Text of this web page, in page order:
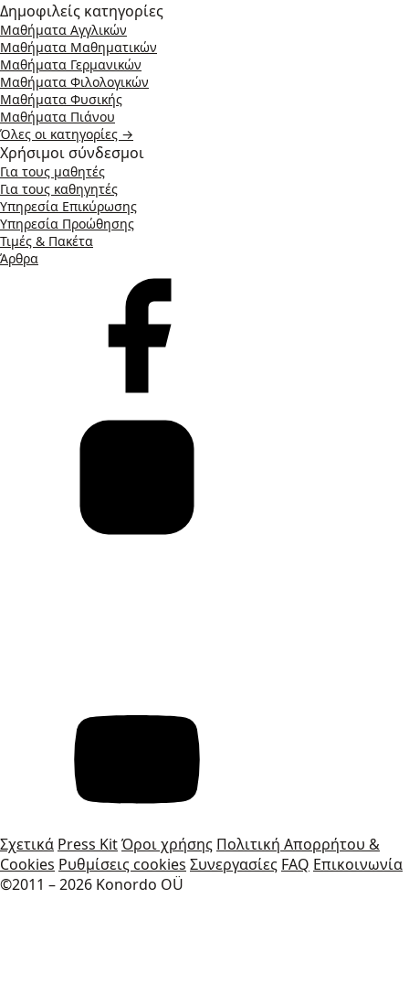
Δημοφιλείς κατηγορίες
Μαθήματα Αγγλικών
Μαθήματα Μαθηματικών
Μαθήματα Γερμανικών
Μαθήματα Φιλολογικών
Μαθήματα Φυσικής
Μαθήματα Πιάνου
Όλες οι κατηγορίες →
Χρήσιμοι σύνδεσμοι
Για τους μαθητές
Για τους καθηγητές
Υπηρεσία Επικύρωσης
Υπηρεσία Προώθησης
Τιμές & Πακέτα
Άρθρα
Σχετικά Press KitΌροι χρήσης Πολιτική Απορρήτου &
Cookies Ρυθμίσεις cookies Συνεργασίες FAQ Επικοινωνία
©2011 – 2026 Konordo OÜ